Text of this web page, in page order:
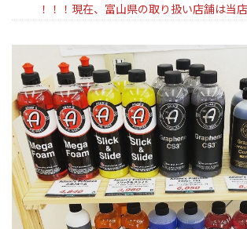
！！！現在、富山県の取り扱い店舗は当